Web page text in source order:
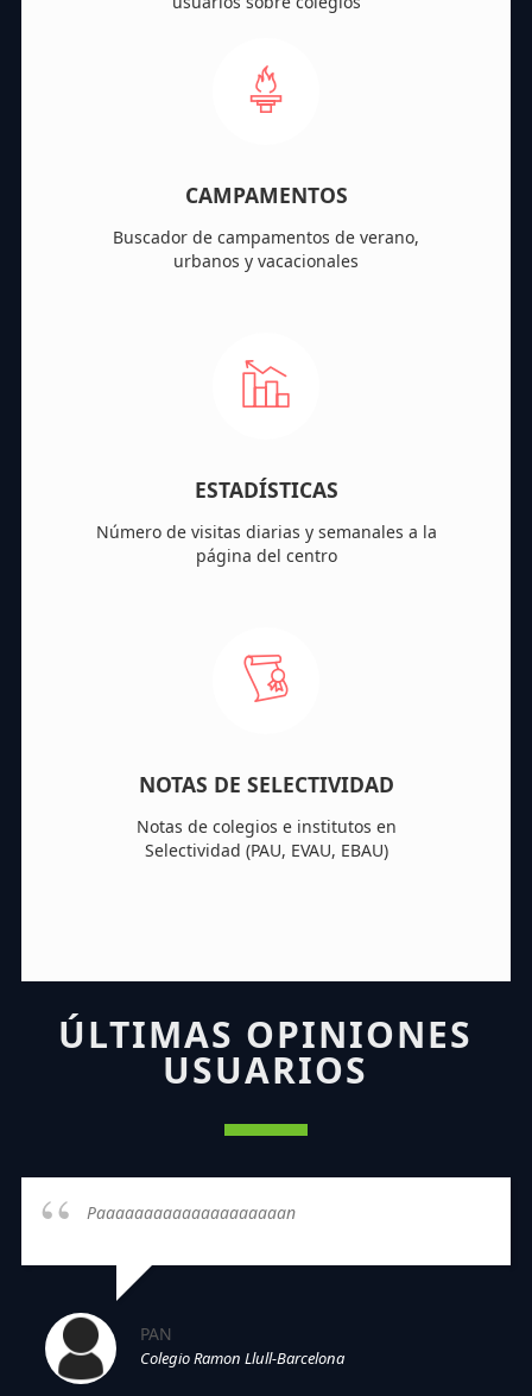
CAMPAMENTOS
Buscador de campamentos de verano,
urbanos y vacacionales
ESTADÍSTICAS
Número de visitas diarias y semanales a la
página del centro
NOTAS DE SELECTIVIDAD
Notas de colegios e institutos en
Selectividad (PAU, EVAU, EBAU)
ÚLTIMAS OPINIONES
USUARIOS
Paaaaaaaaaaaaaaaaaaaan
PAN
Colegio Ramon Llull-Barcelona